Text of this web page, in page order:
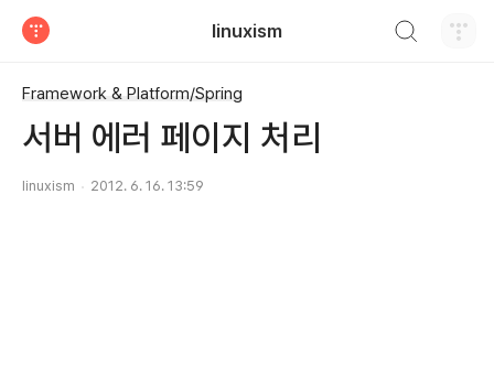
linuxism
Framework & Platform/Spring
서버 에러 페이지 처리
linuxism 2012. 6. 16. 13:59